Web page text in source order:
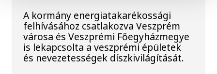
A kormány energiatakarékossági
felhívásához csatlakozva Veszprém
városa és Veszprémi Főegyházmegye
is lekapcsolta a veszprémi épületek
és nevezetességek díszkivilágítását.